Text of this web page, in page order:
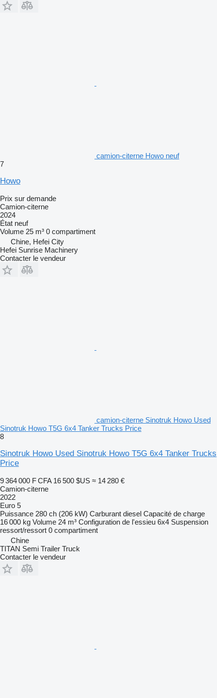
camion-citerne Howo neuf
7
Howo
Prix sur demande
Camion-citerne
2024
État neuf
Volume 25 m³ 0 compartiment
Chine, Hefei City
Hefei Sunrise Machinery
Contacter le vendeur
camion-citerne Sinotruk Howo Used
Sinotruk Howo T5G 6x4 Tanker Trucks Price
8
Sinotruk Howo Used Sinotruk Howo T5G 6x4 Tanker Trucks
Price
9 364 000 F CFA 16 500 $US ≈ 14 280 €
Camion-citerne
2022
Euro 5
Puissance 280 ch (206 kW) Carburant diesel Capacité de charge
16 000 kg Volume 24 m³ Configuration de l'essieu 6x4 Suspension
ressort/ressort 0 compartiment
Chine
TITAN Semi Trailer Truck
Contacter le vendeur